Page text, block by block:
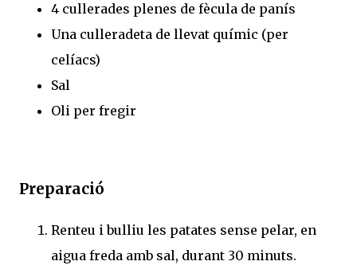
4 cullerades plenes de fècula de panís
Una culleradeta de llevat químic (per
celíacs)
Sal
Oli per fregir
Preparació
Renteu i bulliu les patates sense pelar, en
aigua freda amb sal, durant 30 minuts.